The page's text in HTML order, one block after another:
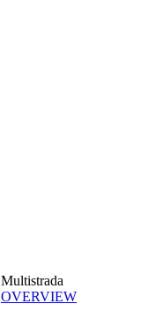
Multistrada
OVERVIEW